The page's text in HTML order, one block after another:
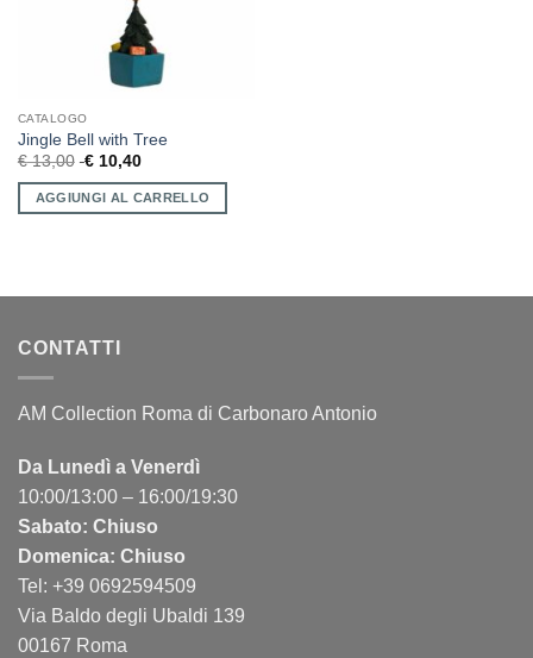
CATALOGO
Jingle Bell with Tree
€13,00 €10,40
AGGIUNGI AL CARRELLO
CONTATTI
AM Collection Roma di Carbonaro Antonio
Da Lunedì a Venerdì
10:00/13:00 – 16:00/19:30
Sabato: Chiuso
Domenica: Chiuso
Tel: +39 0692594509
Via Baldo degli Ubaldi 139
00167 Roma